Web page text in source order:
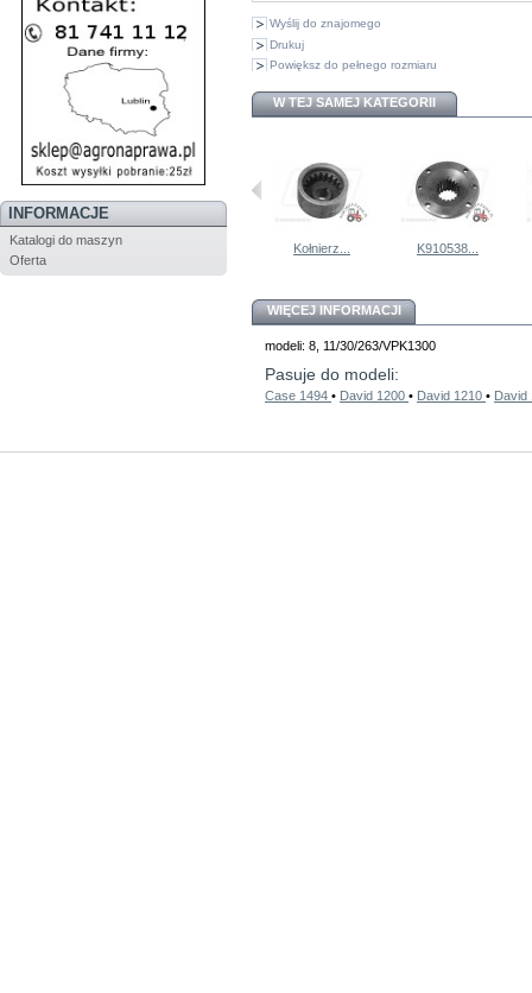
INFORMACJE
Katalogi do maszyn
Oferta
Wyślij do znajomego
Drukuj
Powiększ do pełnego rozmiaru
W TEJ SAMEJ KATEGORII
Pompa... Kołnierz... K910538...
WIĘCEJ INFORMACJI
modeli: 8, 11/30/263/VPK1300
Pasuje do modeli:
Case 1494 • David 1200 • David 1210 •